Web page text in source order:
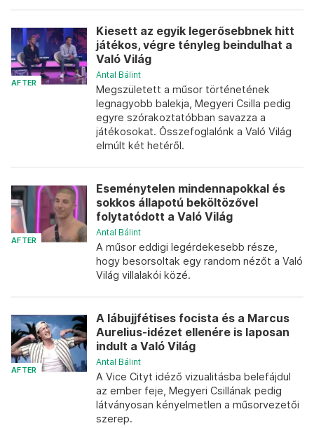
AFTER
Kiesett az egyik legerősebbnek hitt
játékos, végre tényleg beindulhat a
Való Világ
Antal Bálint
Megszületett a műsor történetének
legnagyobb balekja, Megyeri Csilla pedig
egyre szórakoztatóbban savazza a
játékosokat. Összefoglalónk a Való Világ
elmúlt két hetéről.
AFTER
Eseménytelen mindennapokkal és
sokkos állapotú beköltözővel
folytatódott a Való Világ
Antal Bálint
A műsor eddigi legérdekesebb része,
hogy besorsoltak egy random nézőt a Való
Világ villalakói közé.
AFTER
A lábujjfétises focista és a Marcus
Aurelius-idézet ellenére is laposan
indult a Való Világ
Antal Bálint
A Vice Cityt idéző vizualitásba belefájdul
az ember feje, Megyeri Csillának pedig
látványosan kényelmetlen a műsorvezetői
szerep.